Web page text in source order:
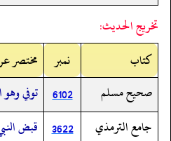
تخريج الحديث:
کتاب
نمبر
مختصر
صحيح مسلم
6102
توفي
جامع الترمذي
3622
قبض